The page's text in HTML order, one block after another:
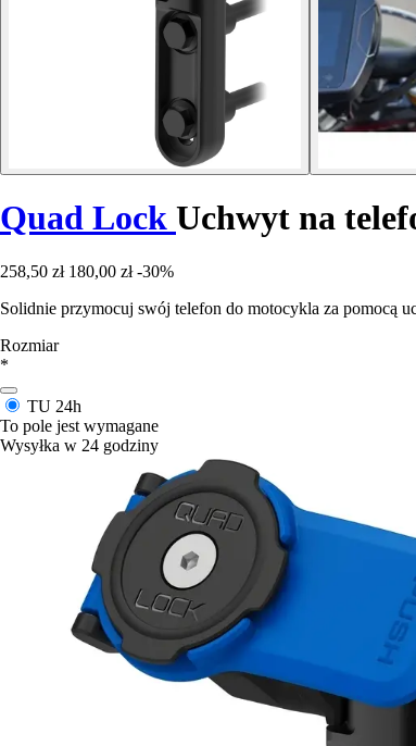
Quad Lock Uchwyt na
258,50 zł 180,00 zł -30%
Solidnie przymocuj swój telefon do motocykla za pomocą
Rozmiar
*
TU 24h
To pole jest wymagane
Wysyłka w 24 godziny